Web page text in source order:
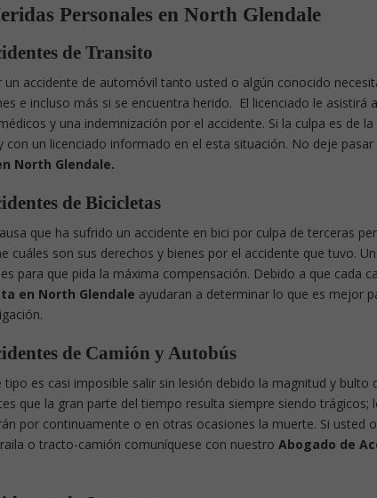
Personales en North Glendale
de Transito
un accidente de automóvil tanto usted o algún conocido
e incluso más si se encuentra herido. El licenciado le asistirá
y una indemnización por el accidente. Si la culpa es de
con un licenciado informado en el esta situación. No deje
North Glendale.
de Bicicletas
que ha sufrido un accidente en bici por culpa de terceras
cuáles son sus derechos y bienes por el accidente que tuvo.
para que pida la máxima compensación. Debido a que cada
en North Glendale ayudaran a determinar lo que es mejor
de Camión y Autobús
tipo es casi imposible salir sin lesión debido la magnitud y
que la gran parte del tiempo resulta siempre siendo
por continuamente o en otras ocasiones la muerte. Si usted
o tracto-camión comuníquese con nuestro Abogado de